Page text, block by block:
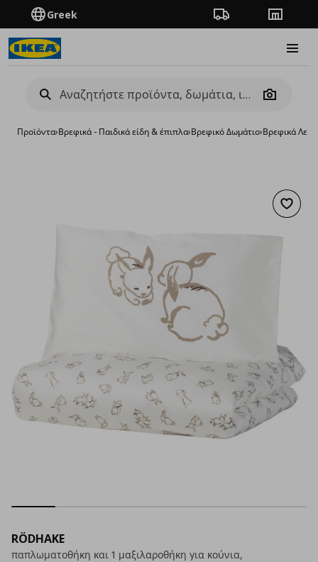
Greek Πορεία παραγγελίας
Camera
Προϊόντα›Βρεφικά - Παιδικά είδη & έπιπλα›Βρεφικό Δωμάτιο›Βρεφικά
RÖDHAKE
παπλωματοθήκη και 1 μαξιλαροθήκη για κούνια,